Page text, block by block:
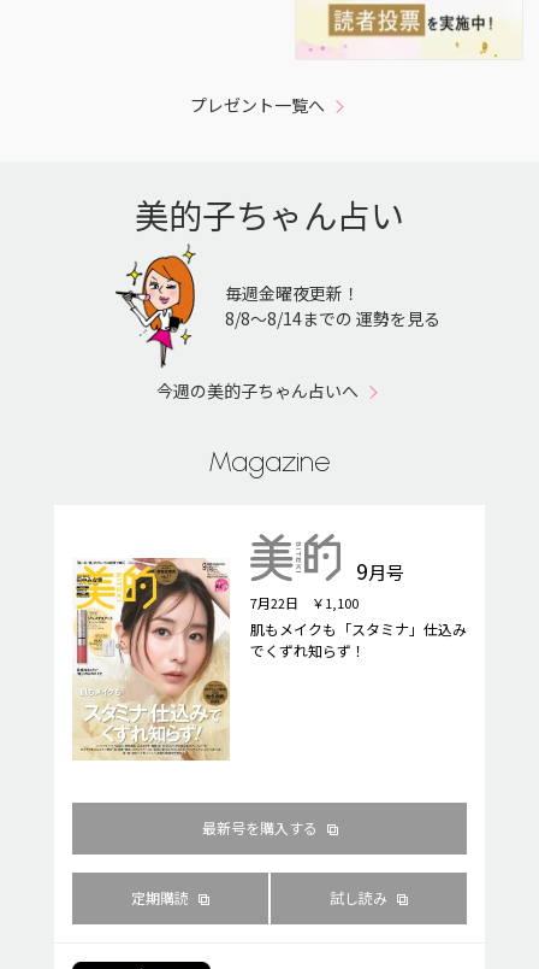
プレゼント一覧へ
美的子ちゃん占い
毎週金曜夜更新！
8/8〜8/14までの 運勢を見る
今週の美的子ちゃん占いへ
Magazine
9月号
7月22日 ￥1,100
肌もメイクも「スタミナ」仕込み
でくずれ知らず！
最新号を購入する
定期購読 試し読み